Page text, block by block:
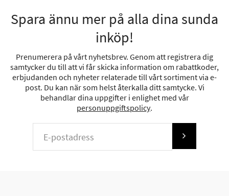
Spara ännu mer på alla dina sunda
inköp!
Prenumerera på vårt nyhetsbrev. Genom att registrera dig
samtycker du till att vi får skicka information om rabattkoder,
erbjudanden och nyheter relaterade till vårt sortiment via e-
post. Du kan när som helst återkalla ditt samtycke. Vi
behandlar dina uppgifter i enlighet med vår
personuppgiftspolicy.